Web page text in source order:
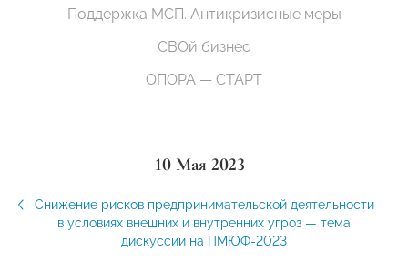
Поддержка МСП. Антикризисные меры
СВОй бизнес
ОПОРА — СТАРТ
10 Мая 2023
Снижение рисков предпринимательской деятельности
в условиях внешних и внутренних угроз — тема
дискуссии на ПМЮФ-2023